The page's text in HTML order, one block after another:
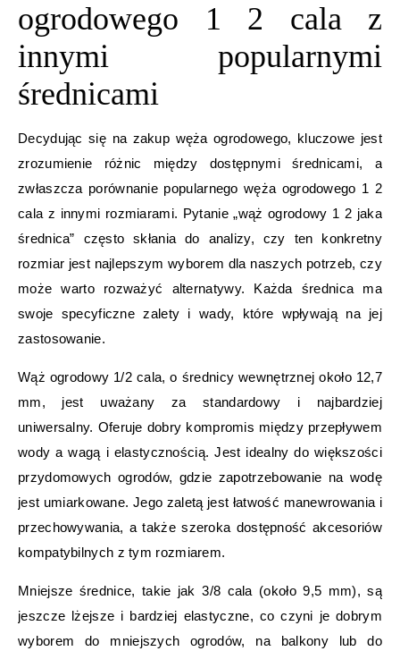
ogrodowego 1 2 cala z
innymi popularnymi
średnicami
Decydując się na zakup węża ogrodowego, kluczowe jest
zrozumienie różnic między dostępnymi średnicami, a
zwłaszcza porównanie popularnego węża ogrodowego 1 2
cala z innymi rozmiarami. Pytanie „wąż ogrodowy 1 2 jaka
średnica” często skłania do analizy, czy ten konkretny
rozmiar jest najlepszym wyborem dla naszych potrzeb, czy
może warto rozważyć alternatywy. Każda średnica ma
swoje specyficzne zalety i wady, które wpływają na jej
zastosowanie.
Wąż ogrodowy 1/2 cala, o średnicy wewnętrznej około 12,7
mm, jest uważany za standardowy i najbardziej
uniwersalny. Oferuje dobry kompromis między przepływem
wody a wagą i elastycznością. Jest idealny do większości
przydomowych ogrodów, gdzie zapotrzebowanie na wodę
jest umiarkowane. Jego zaletą jest łatwość manewrowania i
przechowywania, a także szeroka dostępność akcesoriów
kompatybilnych z tym rozmiarem.
Mniejsze średnice, takie jak 3/8 cala (około 9,5 mm), są
jeszcze lżejsze i bardziej elastyczne, co czyni je dobrym
wyborem do mniejszych ogrodów, na balkony lub do